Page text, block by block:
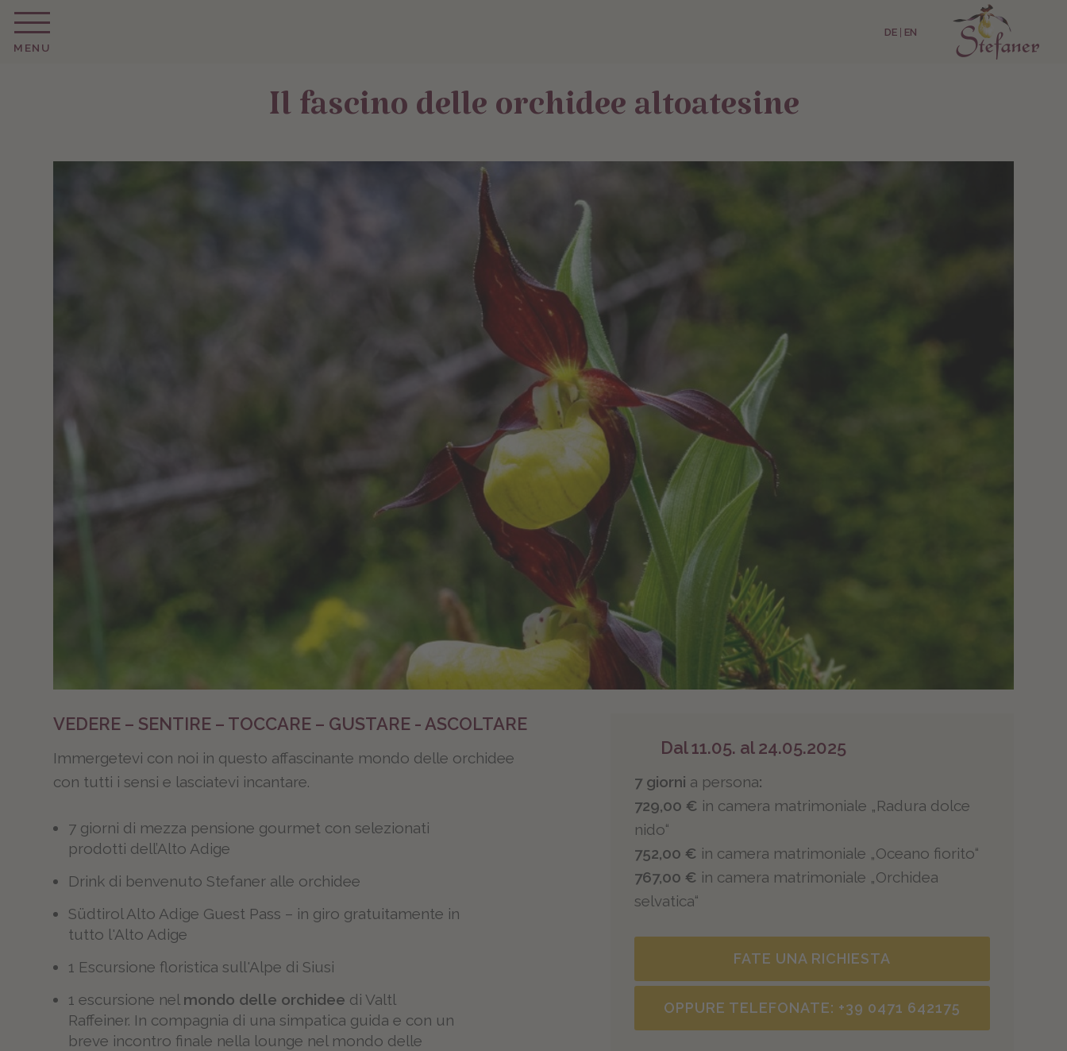
MENU
DE| EN
Il fascino delle orchidee altoatesine
Dal 11.05. al 24.05.2025
7 giorni a persona:
729,00 € in camera matrimoniale „Radura dolce
nido“
752,00 € in camera matrimoniale „Oceano fiorito“
767,00 € in camera matrimoniale „Orchidea
selvatica“
FATE UNA RICHIESTA
OPPURE TELEFONATE: +39 0471 642175
VEDERE – SENTIRE – TOCCARE – GUSTARE - ASCOLTARE
Immergetevi con noi in questo affascinante mondo delle orchidee
con tutti i sensi e lasciatevi incantare.
7 giorni di mezza pensione gourmet con selezionati
prodotti dell’Alto Adige
Drink di benvenuto Stefaner alle orchidee
Südtirol Alto Adige Guest Pass – in giro gratuitamente in
tutto l'Alto Adige
1 Escursione floristica sull'Alpe di Siusi
1 escursione nel mondo delle orchidee di Valtl
Raffeiner. In compagnia di una simpatica guida e con un
breve incontro finale nella lounge nel mondo delle